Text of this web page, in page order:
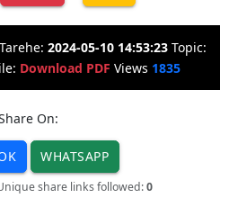
Tarehe: 2024-05-10 14:53:23 Topic:
Download PDF Views 1835
On:
WHATSAPP
share links followed:0